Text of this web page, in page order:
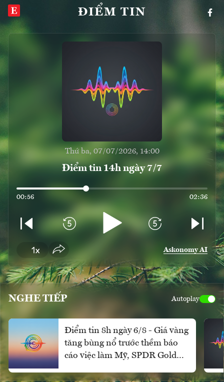
ĐIỂM TIN
Thứ ba, 07/07/2026, 14:00
Điểm tin 14h ngày 7/7
00:56 02:36
Askonomy AI
NGHE TIẾP Autoplay
Điểm tin 8h ngày 6/8 - Giá vàng
tăng bùng nổ trước thềm báo
cáo việc làm Mỹ, SPDR Gold